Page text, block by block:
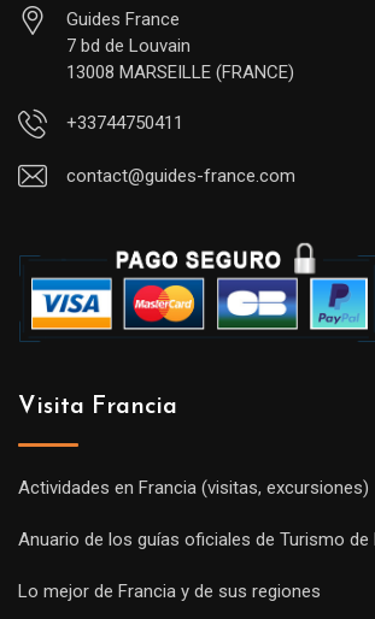
Guides France
7 bd de Louvain
13008 MARSEILLE (FRANCE)
+33744750411
contact@guides-france.com
Visita Francia
Actividades en Francia (visitas, excursiones)
Anuario de los guías oficiales de Turismo de
Lo mejor de Francia y de sus regiones